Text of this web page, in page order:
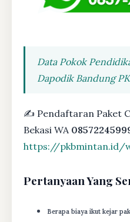
Data Pokok
Dapodik Bandung
✍ Pendaftaran Paket
Bekasi WA
https://pkbmintan.id/
Pertanyaan Yang
Berapa biaya ikut kejar